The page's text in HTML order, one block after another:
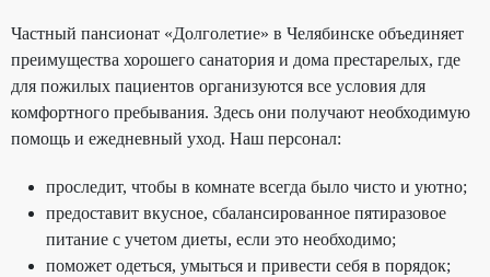
Частный пансионат «Долголетие» в Челябинске объединяет
преимущества хорошего санатория и дома престарелых, где
для пожилых пациентов организуются все условия для
комфортного пребывания. Здесь они получают необходимую
помощь и ежедневный уход. Наш персонал:
проследит, чтобы в комнате всегда было чисто и уютно;
предоставит вкусное, сбалансированное пятиразовое
питание с учетом диеты, если это необходимо;
поможет одеться, умыться и привести себя в порядок;